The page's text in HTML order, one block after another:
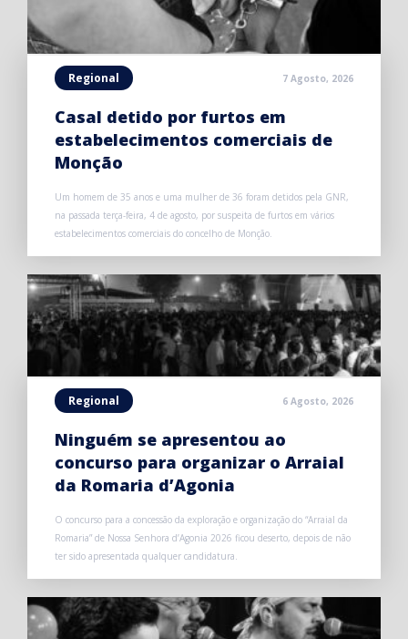
Regional 7 Agosto, 2026
Casal detido por furtos em
estabelecimentos comerciais de
Monção
Um homem de 35 anos e uma mulher de 36 foram detidos pela GNR,
na passada terça-feira, 4 de agosto, por suspeita de furtos em vários
estabelecimentos comerciais do concelho de Monção.
Regional 6 Agosto, 2026
Ninguém se apresentou ao
concurso para organizar o Arraial
da Romaria d’Agonia
O concurso para a concessão da exploração e organização do “Arraial da
Romaria” de Nossa Senhora d’Agonia 2026 ficou deserto, depois de não
ter sido apresentada qualquer candidatura.